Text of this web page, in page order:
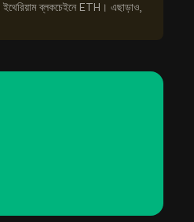
ব্লকচেইনে ETH। এছাড়াও,